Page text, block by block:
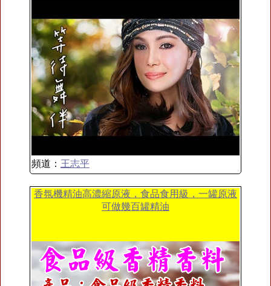
頻道： 王志平
香氛機精油高濃縮原液，食品食用級，一罐原液
可做幾百罐精油